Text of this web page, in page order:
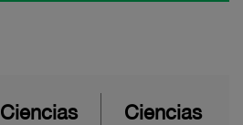
Ciencias
Ciencias